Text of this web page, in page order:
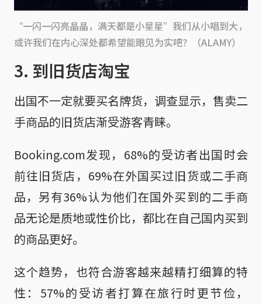
“一闪一闪亮晶晶，满天都是小星星”我们从小唱到大，
或许我们在内心深处都希望能眼见为实吧？（ALAMY）
3. 到旧货店淘宝
出国不一定就要买名牌货，调查显示，售卖二
手商品的旧货店渐受游客青睐。
Booking.com发现，68%的受访者出国时会
前往旧货店，69%在外国买过旧货或二手商
品，另有36%认为他们在国外买到的二手商
品无论是质地或性价比，都比在自己国内买到
的商品更好。
这个趋势，也符合游客越来越精打细算的特
性：57%的受访者打算在旅行时更节俭，